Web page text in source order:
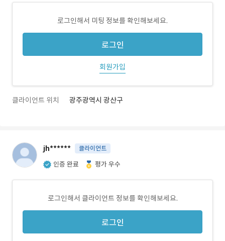
로그인해서 미팅 정보를 확인해보세요.
로그인
회원가입
클라이언트 위치 광주광역시 광산구
jh****** 클라이언트
인증 완료 평가 우수
로그인해서 클라이언트 정보를 확인해보세요.
로그인